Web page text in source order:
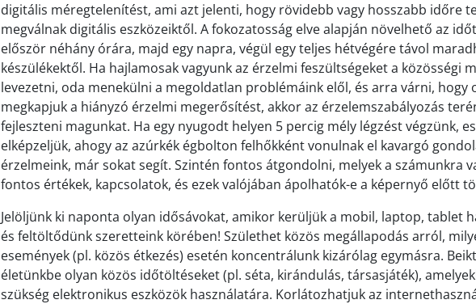
digitális méregtelenítést, ami azt jelenti, hogy rövidebb vagy hosszabb időre
megválnak digitális eszközeiktől. A fokozatosság elve alapján növelhető az
először néhány órára, majd egy napra, végül egy teljes hétvégére távol
készülékektől. Ha hajlamosak vagyunk az érzelmi feszültségeket a közösségi
levezetni, oda menekülni a megoldatlan problémáink elől, és arra várni, hogy
megkapjuk a hiányzó érzelmi megerősítést, akkor az érzelemszabályozás
fejleszteni magunkat. Ha egy nyugodt helyen 5 percig mély légzést végzünk,
elképzeljük, ahogy az azúrkék égbolton felhőkként vonulnak el kavargó
érzelmeink, már sokat segít. Szintén fontos átgondolni, melyek a számunkra
fontos értékek, kapcsolatok, és ezek valójában ápolhatók-e a képernyő előtt
Jelöljünk ki naponta olyan idősávokat, amikor kerüljük a mobil, laptop, tablet
és feltöltődünk szeretteink körében! Születhet közös megállapodás arról,
események (pl. közös étkezés) esetén koncentrálunk kizárólag egymásra.
életünkbe olyan közös időtöltéseket (pl. séta, kirándulás, társasjáték),
szükség elektronikus eszközök használatára. Korlátozhatjuk az